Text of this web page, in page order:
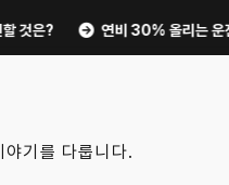
연비 30% 올리는 운전 습관과
기를 다룹니다.